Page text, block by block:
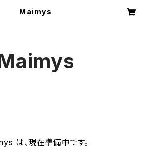
Maimys
は、現在準備中です。